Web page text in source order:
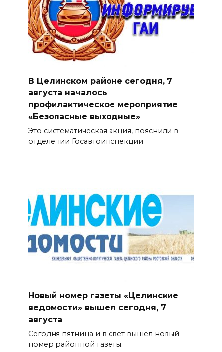
В Целинском районе сегодня, 7
августа началось
профилактическое мероприятие
«Безопасные выходные»
Это систематическая акция, пояснили в
отделении Госавтоинспекции
Новый номер газеты «Целинские
ведомости» вышел сегодня, 7
августа
Сегодня пятница и в свет вышел новый
номер районной газеты.